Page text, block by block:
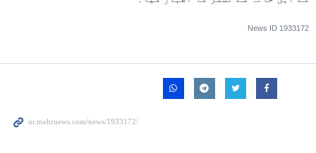
News ID 1933172